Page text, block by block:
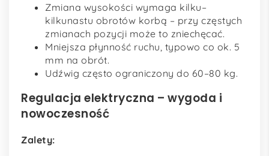
Zmiana wysokości wymaga kilku–
kilkunastu obrotów korbą – przy częstych
zmianach pozycji może to zniechęcać.
Mniejsza płynność ruchu, typowo co ok. 5
mm na obrót.
Udźwig często ograniczony do 60–80 kg.
Regulacja elektryczna – wygoda i
nowoczesność
Zalety: